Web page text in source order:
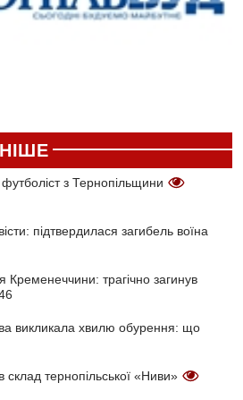
з Тернопільщини
підтвердилася загибель воїна
Кременеччини: трагічно загинув
викликала хвилю обурення: що
склад тернопільської «Ниви»